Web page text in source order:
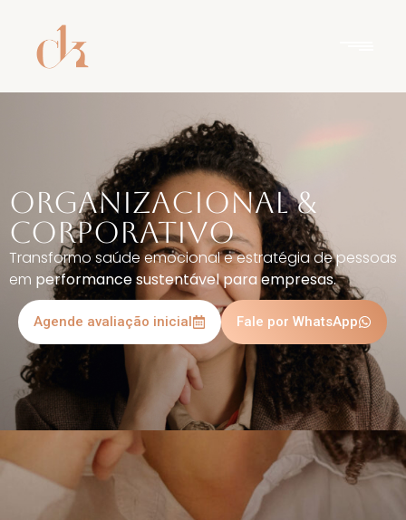
Organizacional &
Corporativo
Transformo saúde emocional e estratégia de pessoas
em performance sustentável para empresas.
Agende avaliação inicial Fale por WhatsApp